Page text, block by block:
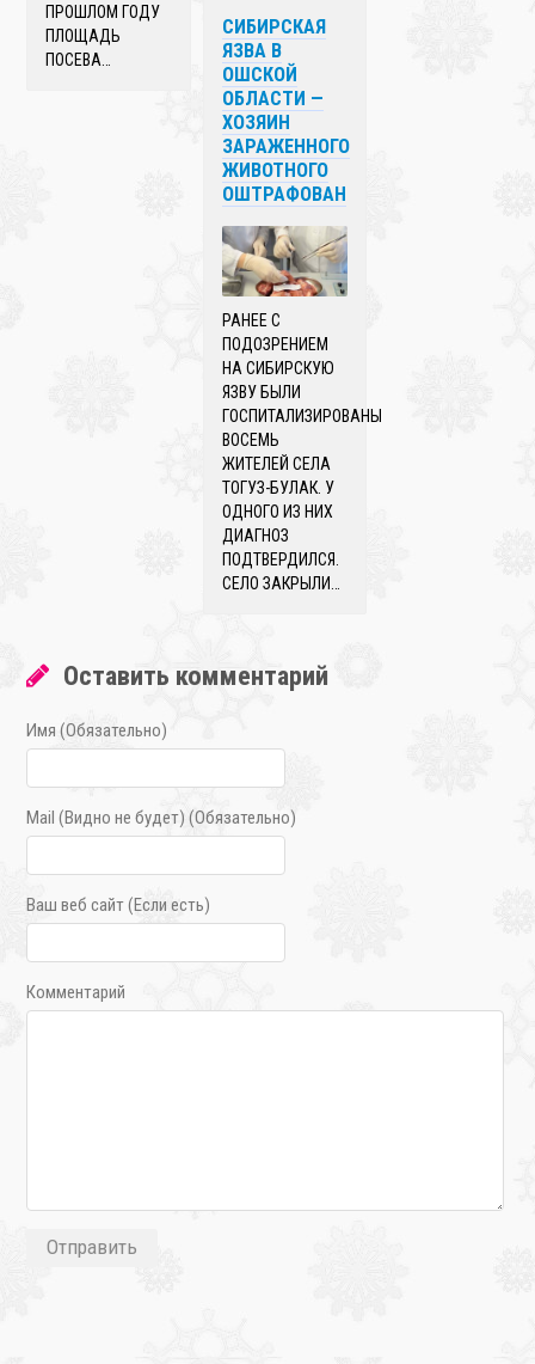
ПРОШЛОМ ГОДУ
ПЛОЩАДЬ
ПОСЕВА…
СИБИРСКАЯ
ЯЗВА В
ОШСКОЙ
ОБЛАСТИ —
ХОЗЯИН
ЗАРАЖЕННОГО
ЖИВОТНОГО
ОШТРАФОВАН
РАНЕЕ С
ПОДОЗРЕНИЕМ
НА СИБИРСКУЮ
ЯЗВУ БЫЛИ
ГОСПИТАЛИЗИРОВАНЫ
ВОСЕМЬ
ЖИТЕЛЕЙ СЕЛА
ТОГУЗ-БУЛАК. У
ОДНОГО ИЗ НИХ
ДИАГНОЗ
ПОДТВЕРДИЛСЯ.
СЕЛО ЗАКРЫЛИ…
Оставить комментарий
Имя (Обязательно)
Mail (Видно не будет) (Обязательно)
Ваш веб сайт (Если есть)
Комментарий